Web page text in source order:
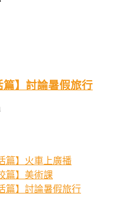
】討論暑假旅行
篇】火車上廣播
篇】美術課
篇】討論暑假旅行